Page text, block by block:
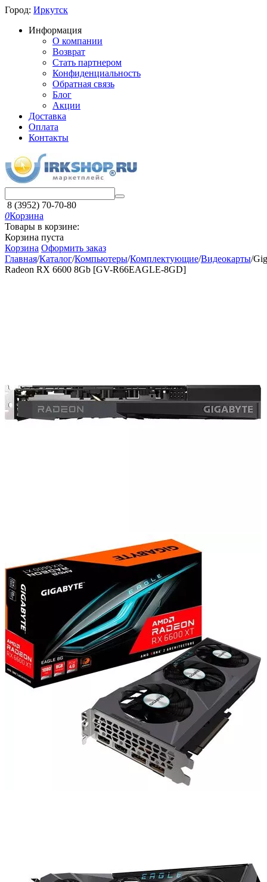
Город: Иркутск
Информация
О компании
Возврат
Стать партнером
Конфиденциальность
Обратная связь
Блог
Акции
Доставка
Оплата
Контакты
8 (3952) 70-70-80
0Корзина
Товары в корзине:
Корзина пуста
Корзина Оформить заказ
Главная/Каталог/Компьютеры/Комплектующие/Видеокарты/
Radeon RX 6600 8Gb [GV-R66EAGLE-8GD]